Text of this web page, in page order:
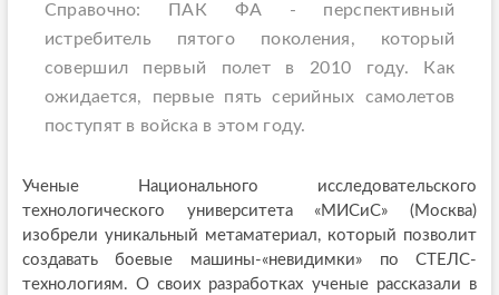
Справочно: ПАК ФА - перспективный
истребитель пятого поколения, который
совершил первый полет в 2010 году. Как
ожидается, первые пять серийных самолетов
поступят в войска в этом году.
Ученые Национального исследовательского
технологического университета «МИСиС» (Москва)
изобрели уникальный метаматериал, который позволит
создавать боевые машины-«невидимки» по СТЕЛС-
технологиям. О своих разработках ученые рассказали в